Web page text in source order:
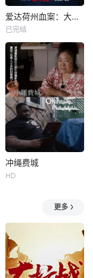
爱达荷州血案：大学梦魇
已完结
冲绳费城
HD
更多